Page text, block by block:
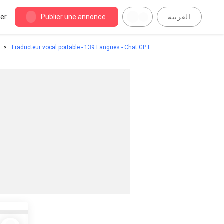
Publier une annonce العربية
Traducteur vocal portable - 139 Langues - Chat GPT